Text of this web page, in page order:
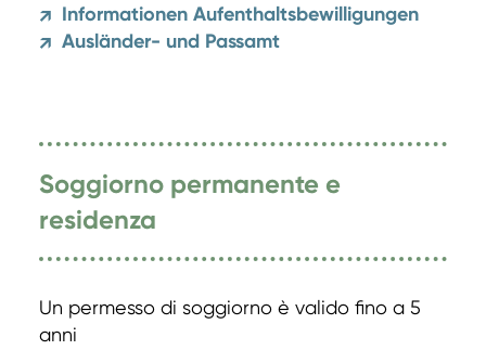
↗ Informationen Aufenthaltsbewilligungen
↗ Ausländer- und Passamt
Soggiorno permanente e
residenza
Un permesso di soggiorno è valido fino a 5
anni